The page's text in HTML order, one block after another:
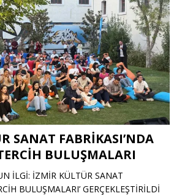
SANAT FABRİKASI’NDA
BULUŞMALARI
İLGİ: İZMİR KÜLTÜR SANAT
BULUŞMALARI’ GERÇEKLEŞTİRİLDİ